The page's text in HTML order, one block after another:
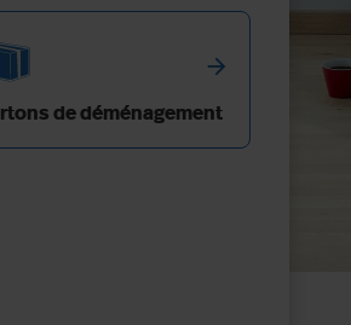
arrow_forward
de déménagement